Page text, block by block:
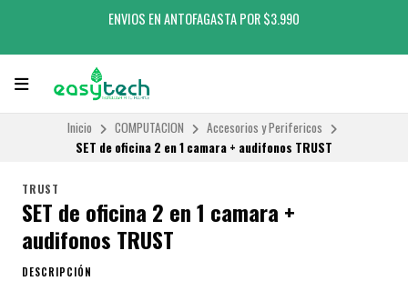
ENVIOS EN ANTOFAGASTA POR $3.990
Inicio COMPUTACION
Accesorios y Perifericos
SET de oficina 2 en 1 camara + audifonos TRUST
TRUST
SET de oficina 2 en 1 camara +
audifonos TRUST
DESCRIPCIÓN